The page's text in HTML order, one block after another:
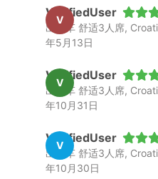
方，坐出租车都可以到
的地非常有必要预订
程，可能很难找到返程
出租车旅行的缺点
坐出租车的主要缺点是
的，所以准备好您的钱
此外，要有因为绕行
准备，因为这些费用都
V
VerifiedUser
出租车 舒适3人席,
年5月13日
V
VerifiedUser
出租车 舒适3人席,
年10月31日
V
VerifiedUser
出租车 舒适3人席,
年10月30日